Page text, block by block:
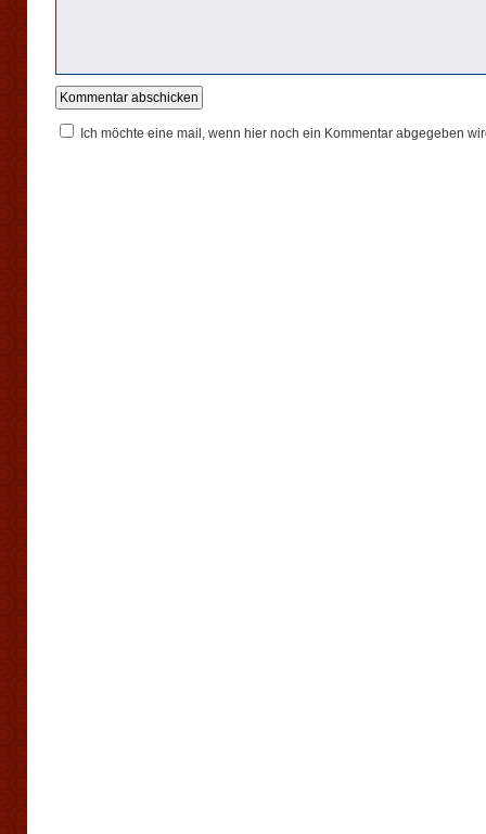
Ich möchte eine mail, wenn hier noch ein Kommentar abgegeben